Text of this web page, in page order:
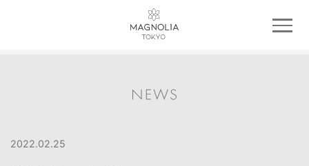
2022.02.25